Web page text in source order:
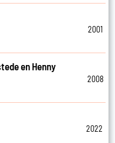
2001
en Henny
2008
2022